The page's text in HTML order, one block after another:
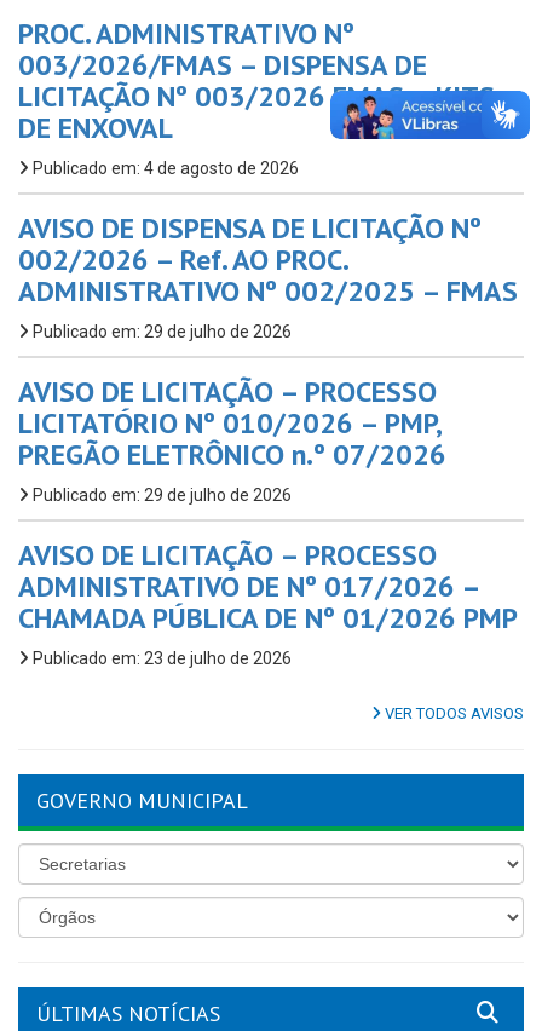
PROC. ADMINISTRATIVO Nº
003/2026/FMAS – DISPENSA DE
LICITAÇÃO Nº 003/2026 FMAS – KITS
DE ENXOVAL
Publicado em: 4 de agosto de 2026
AVISO DE DISPENSA DE LICITAÇÃO Nº
002/2026 – Ref. AO PROC.
ADMINISTRATIVO Nº 002/2025 – FMAS
Publicado em: 29 de julho de 2026
AVISO DE LICITAÇÃO – PROCESSO
LICITATÓRIO Nº 010/2026 – PMP,
PREGÃO ELETRÔNICO n.º 07/2026
Publicado em: 29 de julho de 2026
AVISO DE LICITAÇÃO – PROCESSO
ADMINISTRATIVO DE Nº 017/2026 –
CHAMADA PÚBLICA DE Nº 01/2026 PMP
Publicado em: 23 de julho de 2026
VER TODOS AVISOS
GOVERNO MUNICIPAL
ÚLTIMAS NOTÍCIAS